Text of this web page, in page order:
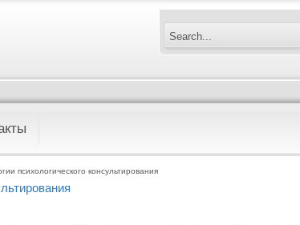
психологического консультирования